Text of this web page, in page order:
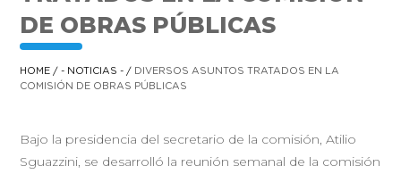
DE OBRAS PÚBLICAS
HOME /- NOTICIAS - / DIVERSOS ASUNTOS TRATADOS EN LA
COMISIÓN DE OBRAS PÚBLICAS
Bajo la presidencia del secretario de la comisión, Atilio
Sguazzini, se desarrolló la reunión semanal de la comisión